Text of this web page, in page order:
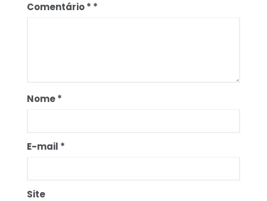
Comentário*
Nome*
E-mail *
Site